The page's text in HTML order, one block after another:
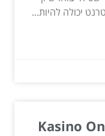
יכולה להיות...
10 Kasino